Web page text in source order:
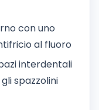
con uno
al fluoro
interdentali
spazzolini